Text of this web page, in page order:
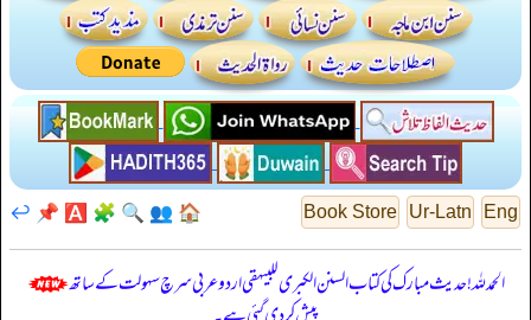
Eng
Ur-Latn
Book Store
🏠
👥
🔍
🧩
🅰️
📌
↩️
الحمدللہ! حدیث مبارک کی کتاب السنن الكبرى للبيهقي اردو عربی سرچ سہولت کے ساتھ